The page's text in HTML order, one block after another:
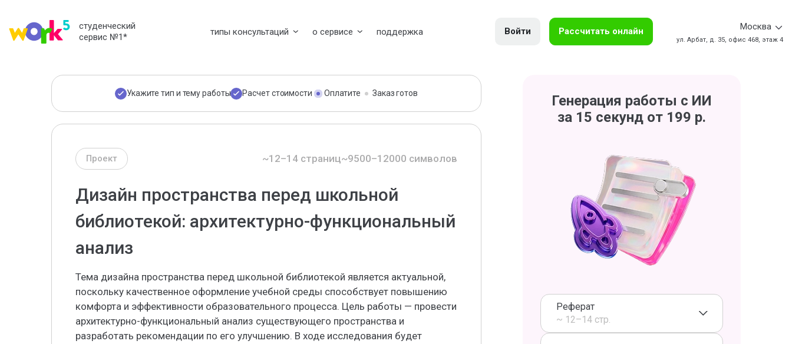
студенческий
сервис №1* типы консультаций о сервисе поддержка Войти Рассчитать онлайн Москва
ул. Арбат, д. 35, офис 468, этаж 4
Укажите тип и тему работы Расчет стоимости Оплатите Заказ готов
Проект ~12–14 страниц~9500–12000 символов
Дизайн пространства перед школьной
библиотекой: архитектурно-функциональный
анализ
Тема дизайна пространства перед школьной библиотекой является актуальной,
поскольку качественное оформление учебной среды способствует повышению
комфорта и эффективности образовательного процесса. Цель работы — провести
архитектурно-функциональный анализ существующего пространства и
разработать рекомендации по его улучшению. В ходе исследования будет
Генерация работы с ИИ
за 15 секунд от 199 р.
Реферат
~ 12–14 стр.